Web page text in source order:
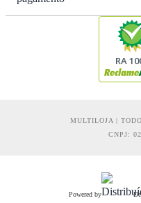
RA
MULTILOJA |
CNPJ:
Powered by